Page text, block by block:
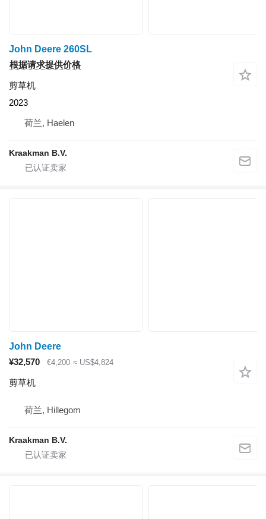
John Deere 260SL
根据请求提供价格
剪草机
2023
荷兰, Haelen
Kraakman B.V.
John Deere
¥32,570
€4,200 ≈ US$4,824
剪草机
荷兰, Hillegom
Kraakman B.V.